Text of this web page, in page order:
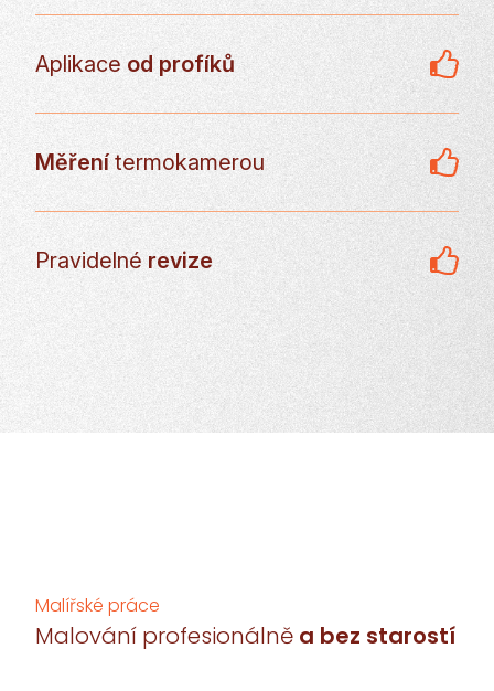
Aplikace od profíků
Měřenítermokamerou
Pravidelné revize
Malířské práce
Malování profesionálně a bez starostí